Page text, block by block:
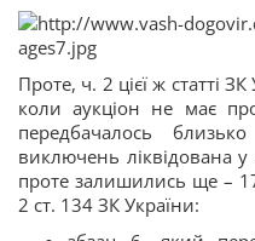
Проте, ч. 2 цієї ж статті
коли аукціон не має
передбачалось
виключень ліквідована у
проте залишились ще –
2 ст. 134 ЗК України: